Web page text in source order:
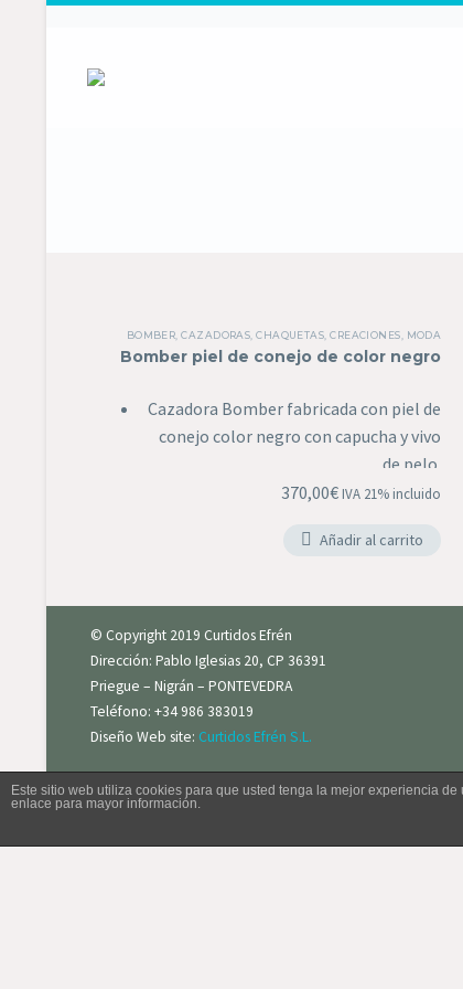
BOMBER ,CAZADORAS ,CHAQUETAS ,CREACIONES MODA
Bomber piel de conejo de color negro
Cazadora Bomber fabricada con piel de
conejo color negro con capucha y vivo
de pelo.
En Curtidos Efrén apostamos por la
productos son fabricados con pieles
consumo humano.
Cada prenda es exclusiva, fabricada en
nuestro taller de manera artesanal,
garantizando la atención al detalle y la
370,00€ IVA 21% incluido
Añadir al carrito
© Copyright 2019 Curtidos Efrén
Dirección: Pablo Iglesias 20, CP 36391
Priegue – Nigrán – PONTEVEDRA
Teléfono: +34 986 383019
Diseño Web site: Curtidos Efrén S.L.
Este sitio web utiliza cookies para que usted tenga la mejor experiencia
enlace para mayor información.